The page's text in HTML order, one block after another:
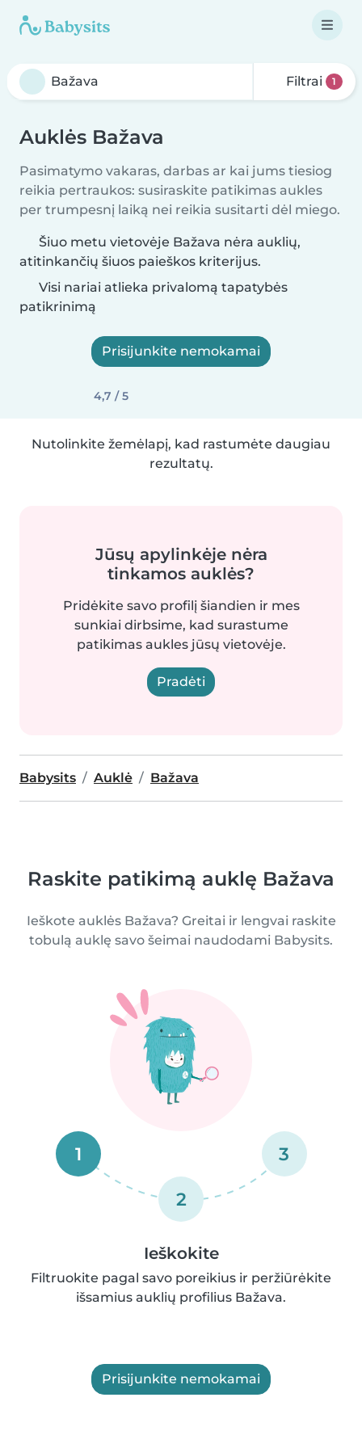
Filtrai 1
Auklės Bažava
Pasimatymo vakaras, darbas ar kai jums tiesiog
reikia pertraukos: susiraskite patikimas aukles
per trumpesnį laiką nei reikia susitarti dėl miego.
Šiuo metu vietovėje Bažava nėra auklių,
atitinkančių šiuos paieškos kriterijus.
Visi nariai atlieka privalomą tapatybės
patikrinimą
Prisijunkite nemokamai
4,7 / 5
Nutolinkite žemėlapį, kad rastumėte daugiau
rezultatų.
Jūsų apylinkėje nėra
tinkamos auklės?
Pridėkite savo profilį šiandien ir mes
sunkiai dirbsime, kad surastume
patikimas aukles jūsų vietovėje.
Pradėti
Babysits Auklė Bažava
Raskite patikimą auklę Bažava
Ieškote auklės Bažava? Greitai ir lengvai raskite
tobulą auklę savo šeimai naudodami Babysits.
1
2
3
Ieškokite
Filtruokite pagal savo poreikius ir peržiūrėkite
išsamius auklių profilius Bažava.
Prisijunkite nemokamai